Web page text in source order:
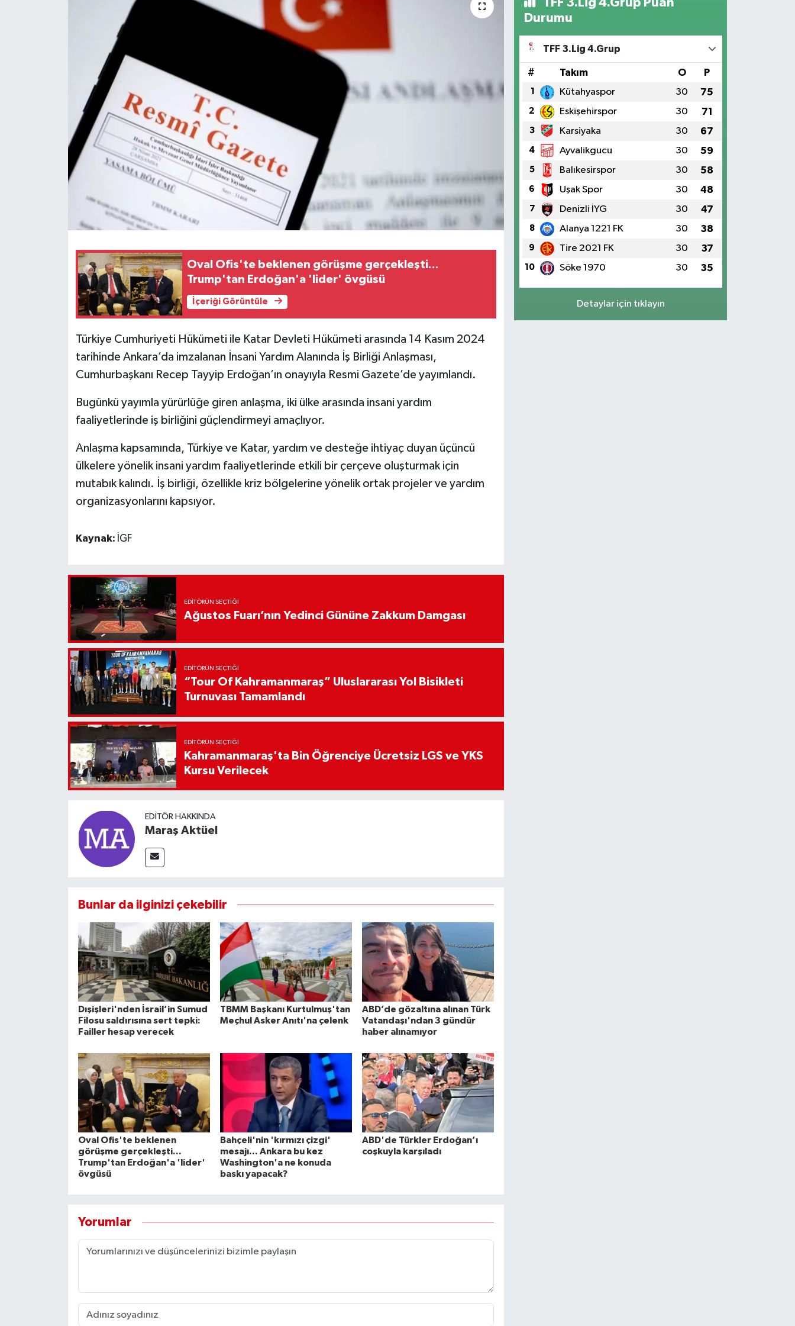
Oval Ofis'te beklenen görüşme gerçekleşti...
Trump'tan Erdoğan'a 'lider' övgüsü
İçeriği Görüntüle
Türkiye Cumhuriyeti Hükümeti ile Katar Devleti Hükümeti arasında 14 Kasım 2024
tarihinde Ankara’da imzalanan İnsani Yardım Alanında İş Birliği Anlaşması,
Cumhurbaşkanı Recep Tayyip Erdoğan’ın onayıyla Resmi Gazete’de yayımlandı.
Bugünkü yayımla yürürlüğe giren anlaşma, iki ülke arasında insani yardım
faaliyetlerinde iş birliğini güçlendirmeyi amaçlıyor.
Anlaşma kapsamında, Türkiye ve Katar, yardım ve desteğe ihtiyaç duyan üçüncü
ülkelere yönelik insani yardım faaliyetlerinde etkili bir çerçeve oluşturmak için
mutabık kalındı. İş birliği, özellikle kriz bölgelerine yönelik ortak projeler ve yardım
organizasyonlarını kapsıyor.
Kaynak: İGF
EDITÖRÜN SEÇTIĞI
Ağustos Fuarı’nın Yedinci Gününe Zakkum Damgası
EDITÖRÜN SEÇTIĞI
“Tour Of Kahramanmaraş” Uluslararası Yol Bisikleti
Turnuvası Tamamlandı
EDITÖRÜN SEÇTIĞI
Kahramanmaraş'ta Bin Öğrenciye Ücretsiz LGS ve YKS
Kursu Verilecek
EDITÖR HAKKINDA
Maraş Aktüel
Bunlar da ilginizi çekebilir
Dışişleri'nden İsrail’in Sumud
Filosu saldırısına sert tepki:
Failler hesap verecek
TBMM Başkanı Kurtulmuş'tan
Meçhul Asker Anıtı'na çelenk
ABD’de gözaltına alınan Türk
Vatandaşı'ndan 3 gündür
haber alınamıyor
Oval Ofis'te beklenen
görüşme gerçekleşti...
Trump'tan Erdoğan'a 'lider'
övgüsü
Bahçeli'nin 'kırmızı çizgi'
mesajı... Ankara bu kez
Washington'a ne konuda
baskı yapacak?
ABD'de Türkler Erdoğan’ı
coşkuyla karşıladı
Yorumlar
Durumu
TFF 3.Lig 4.Grup
# Takım O P
1 Kütahyaspor 30 75
2 Eskişehirspor 30 71
3 Karsiyaka 30 67
4 Ayvalikgucu 30 59
5 Balıkesirspor 30 58
6 Uşak Spor 30 48
7 Denizli İYG 30 47
8 Alanya 1221 FK 30 38
9 Tire 2021 FK 30 37
10 Söke 1970 30 35
Detaylar için tıklayın